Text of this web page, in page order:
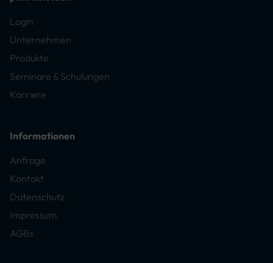
Login
Unternehmen
Produkte
Seminare & Schulungen
Karriere
Informationen
Anfrage
Kontakt
Datenschutz
Impressum
AGBs